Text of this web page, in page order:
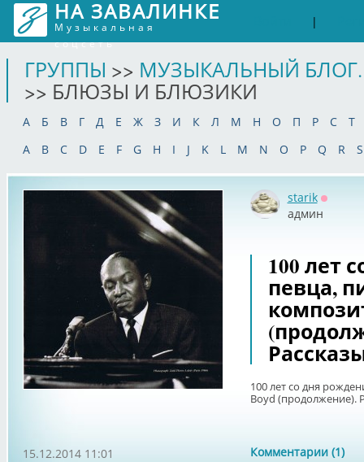
НА ЗАВАЛИНКЕ
Музыкальная
соцсеть
|
ГРУППЫ >> МУЗЫКАЛЬНЫЙ
>> БЛЮЗЫ И БЛЮЗИКИ
А Б В Г Д Е Ж З И К Л М Н О П Р С
Т
A
B C D E F G H I J K L M N O P Q R S
starik
админ
100 лет
певца,
100 лет со дня
Boyd (продолжение).
Комментарии (1)
15.12.2014 11:01